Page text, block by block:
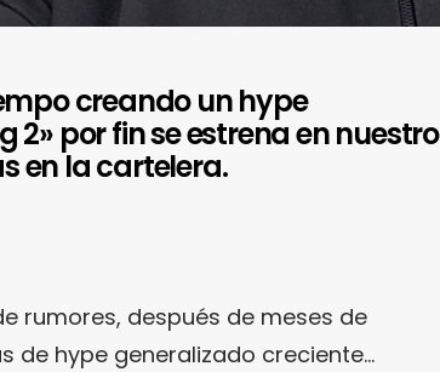
creando un hype
por fin se estrena en nuestro
en la cartelera.
rumores, después de meses de
de hype generalizado creciente…